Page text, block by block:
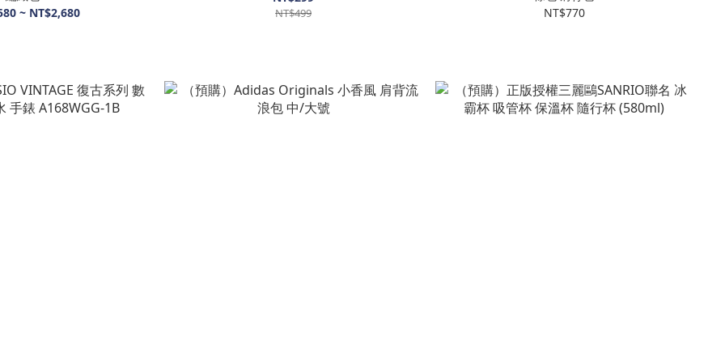
~ NT$2,680
NT$499
NT$770